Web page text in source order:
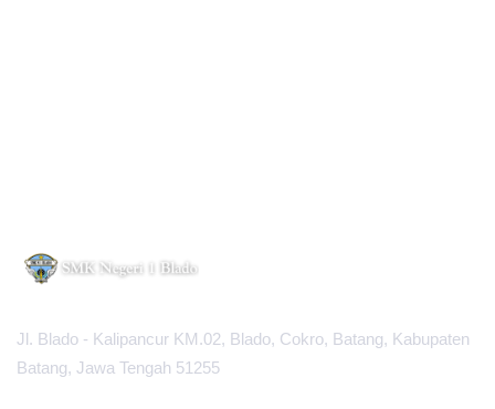
Jl. Blado - Kalipancur KM.02, Blado, Cokro, Batang, Kabupaten
Batang, Jawa Tengah 51255